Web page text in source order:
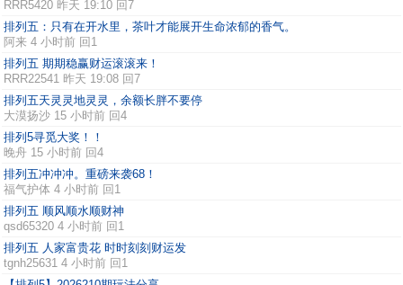
RRR5420 昨天 19:10 回7
排列五：只有在开水里，茶叶才能展开生命浓郁的香气。
阿来 4 小时前 回1
排列五 期期稳赢财运滚滚来！
RRR22541 昨天 19:08 回7
排列五天灵灵地灵灵，余额长胖不要停
大漠扬沙 15 小时前 回4
排列5寻觅大奖！！
晚舟 15 小时前 回4
排列五冲冲冲。重磅来袭68！
福气护体 4 小时前 回1
排列五 顺风顺水顺财神
qsd65320 4 小时前 回1
排列五 人家富贵花 时时刻刻财运发
tgnh25631 4 小时前 回1